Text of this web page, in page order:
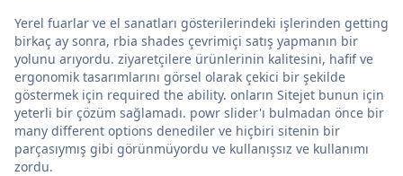
Yerel fuarlar ve el sanatları gösterilerindeki işlerinden getting
birkaç ay sonra, rbia shades çevrimiçi satış yapmanın bir
yolunu arıyordu. ziyaretçilere ürünlerinin kalitesini, hafif ve
ergonomik tasarımlarını görsel olarak çekici bir şekilde
göstermek için required the ability. onların Sitejet bunun için
yeterli bir çözüm sağlamadı. powr slider'ı bulmadan önce bir
many different options denediler ve hiçbiri sitenin bir
parçasıymış gibi görünmüyordu ve kullanışsız ve kullanımı
zordu.